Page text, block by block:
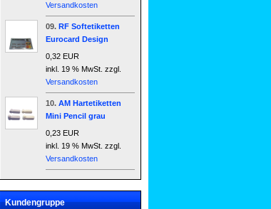
Versandkosten
09. RF Softetiketten
Eurocard Design
0,32 EUR
inkl. 19 % MwSt. zzgl.
Versandkosten
10. AM Hartetiketten
Mini Pencil grau
0,23 EUR
inkl. 19 % MwSt. zzgl.
Versandkosten
Kundengruppe